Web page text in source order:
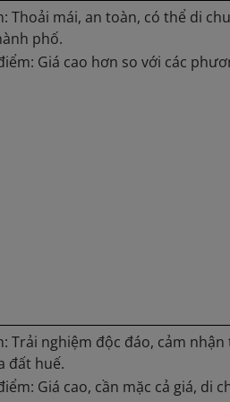
Thoải mái, an toàn, có thể di
phố.
Giá cao hơn so với các
Trải nghiệm độc đáo, cảm
đất huế.
Giá cao, cần mặc cả giá, di